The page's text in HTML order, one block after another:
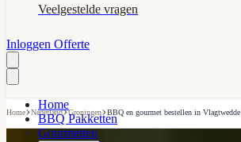
Veelgestelde vragen
Inloggen Offerte
Home
BBQ Pakketten
Gourmetten
Home›Nederland›Groningen›BBQ en gourmet bestellen in Vlagtwedde